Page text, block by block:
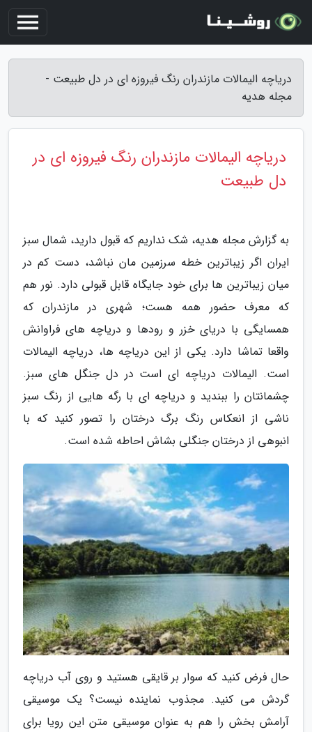
دریاچه الیمالات مازندران رنگ فیروزه ای در دل طبیعت -
مجله هدیه
دریاچه الیمالات مازندران رنگ فیروزه ای در
دل طبیعت
به گزارش مجله هدیه، شک نداریم که قبول دارید، شمال سبز
ایران اگر زیباترین خطه سرزمین مان نباشد، دست کم در
میان زیباترین ها برای خود جایگاه قابل قبولی دارد. نور هم
که معرف حضور همه هست؛ شهری در مازندران که
همسایگی با دریای خزر و رودها و دریاچه های فراوانش
واقعا تماشا دارد. یکی از این دریاچه ها، دریاچه الیمالات
است. الیمالات دریاچه ای است در دل جنگل های سبز.
چشمانتان را ببندید و دریاچه ای با رگه هایی از رنگ سبز
ناشی از انعکاس رنگ برگ درختان را تصور کنید که با
انبوهی از درختان جنگلی بشاش احاطه شده است.
حال فرض کنید که سوار بر قایقی هستید و روی آب دریاچه
گردش می کنید. مجذوب نماینده نیست؟ یک موسیقی
آرامش بخش را هم به عنوان موسیقی متن این رویا برای